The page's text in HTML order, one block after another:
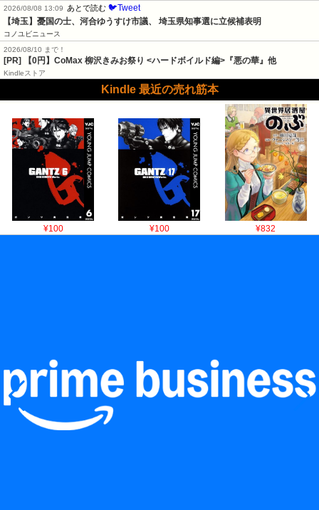
2026/08/08 13:09
あとで読む 🐦Tweet
【埼玉】憂国の士、河合ゆうすけ市議、 埼玉県知事選に立候補表明
コノユビニュース
2026/08/10 まで！
[PR] 【0円】CoMax 柳沢きみお祭り <ハードボイルド編>『悪の華』他
Kindleストア
Kindle 最近の売れ筋本
¥100 ¥100 ¥832